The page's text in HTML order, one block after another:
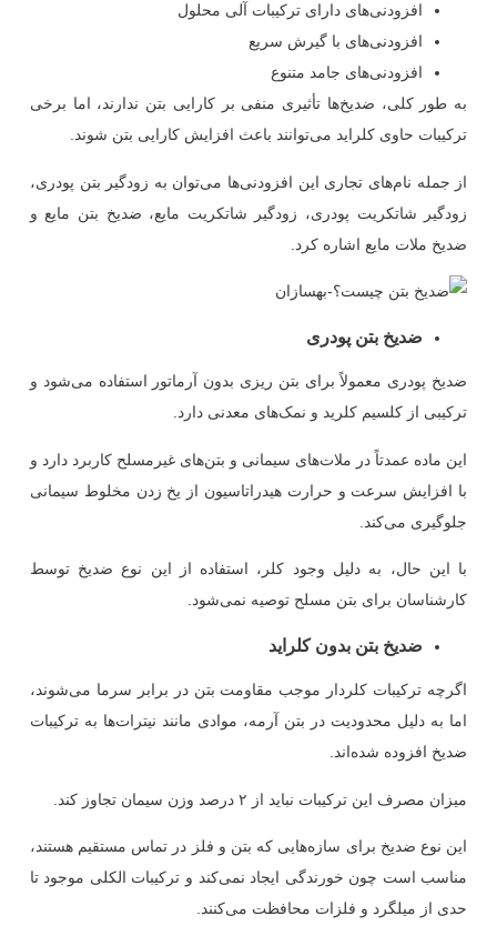
افزودنی‌های دارای ترکیبات آلی محلول
افزودنی‌های با گیرش سریع
افزودنی‌های جامد متنوع
به طور کلی، ضدیخ‌ها تأثیری منفی بر کارایی بتن ندارند، اما برخی
ترکیبات حاوی کلراید می‌توانند باعث افزایش کارایی بتن شوند.
از جمله نام‌های تجاری این افزودنی‌ها می‌توان به زودگیر بتن پودری،
زودگیر شاتکریت پودری، زودگیر شاتکریت مایع، ضدیخ بتن مایع و
ضدیخ ملات مایع اشاره کرد.
ضدیخ بتن پودری
ضدیخ پودری معمولاً برای بتن ریزی بدون آرماتور استفاده می‌شود و
ترکیبی از کلسیم کلرید و نمک‌های معدنی دارد.
این ماده عمدتاً در ملات‌های سیمانی و بتن‌های غیرمسلح کاربرد دارد و
با افزایش سرعت و حرارت هیدراتاسیون از یخ زدن مخلوط سیمانی
جلوگیری می‌کند.
با این حال، به دلیل وجود کلر، استفاده از این نوع ضدیخ توسط
کارشناسان برای بتن مسلح توصیه نمی‌شود.
ضدیخ بتن بدون کلراید
اگرچه ترکیبات کلر‌دار موجب مقاومت بتن در برابر سرما می‌شوند،
اما به دلیل محدودیت در بتن آرمه، موادی مانند نیترات‌ها به ترکیبات
ضدیخ افزوده شده‌اند.
میزان مصرف این ترکیبات نباید از ۲ درصد وزن سیمان تجاوز کند.
این نوع ضدیخ برای سازه‌هایی که بتن و فلز در تماس مستقیم هستند،
مناسب است چون خورندگی ایجاد نمی‌کند و ترکیبات الکلی موجود تا
حدی از میلگرد و فلزات محافظت می‌کنند.